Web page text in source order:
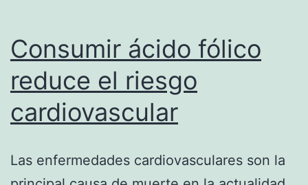
Consumir ácido fólico
reduce el riesgo
cardiovascular
Las enfermedades cardiovasculares son la